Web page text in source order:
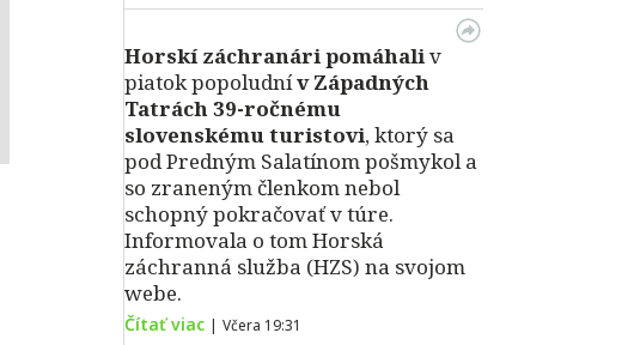
Horskí záchranári pomáhaliv
piatok popoludnív Západných
Tatrách 39-ročnému
slovenskému turistovi, ktorý sa
pod Predným Salatínom pošmykol a
so zraneným členkom nebol
schopný pokračovať v túre.
Informovala o tom Horská
záchranná služba (HZS) na svojom
webe.
Čítať viac | Včera 19:31